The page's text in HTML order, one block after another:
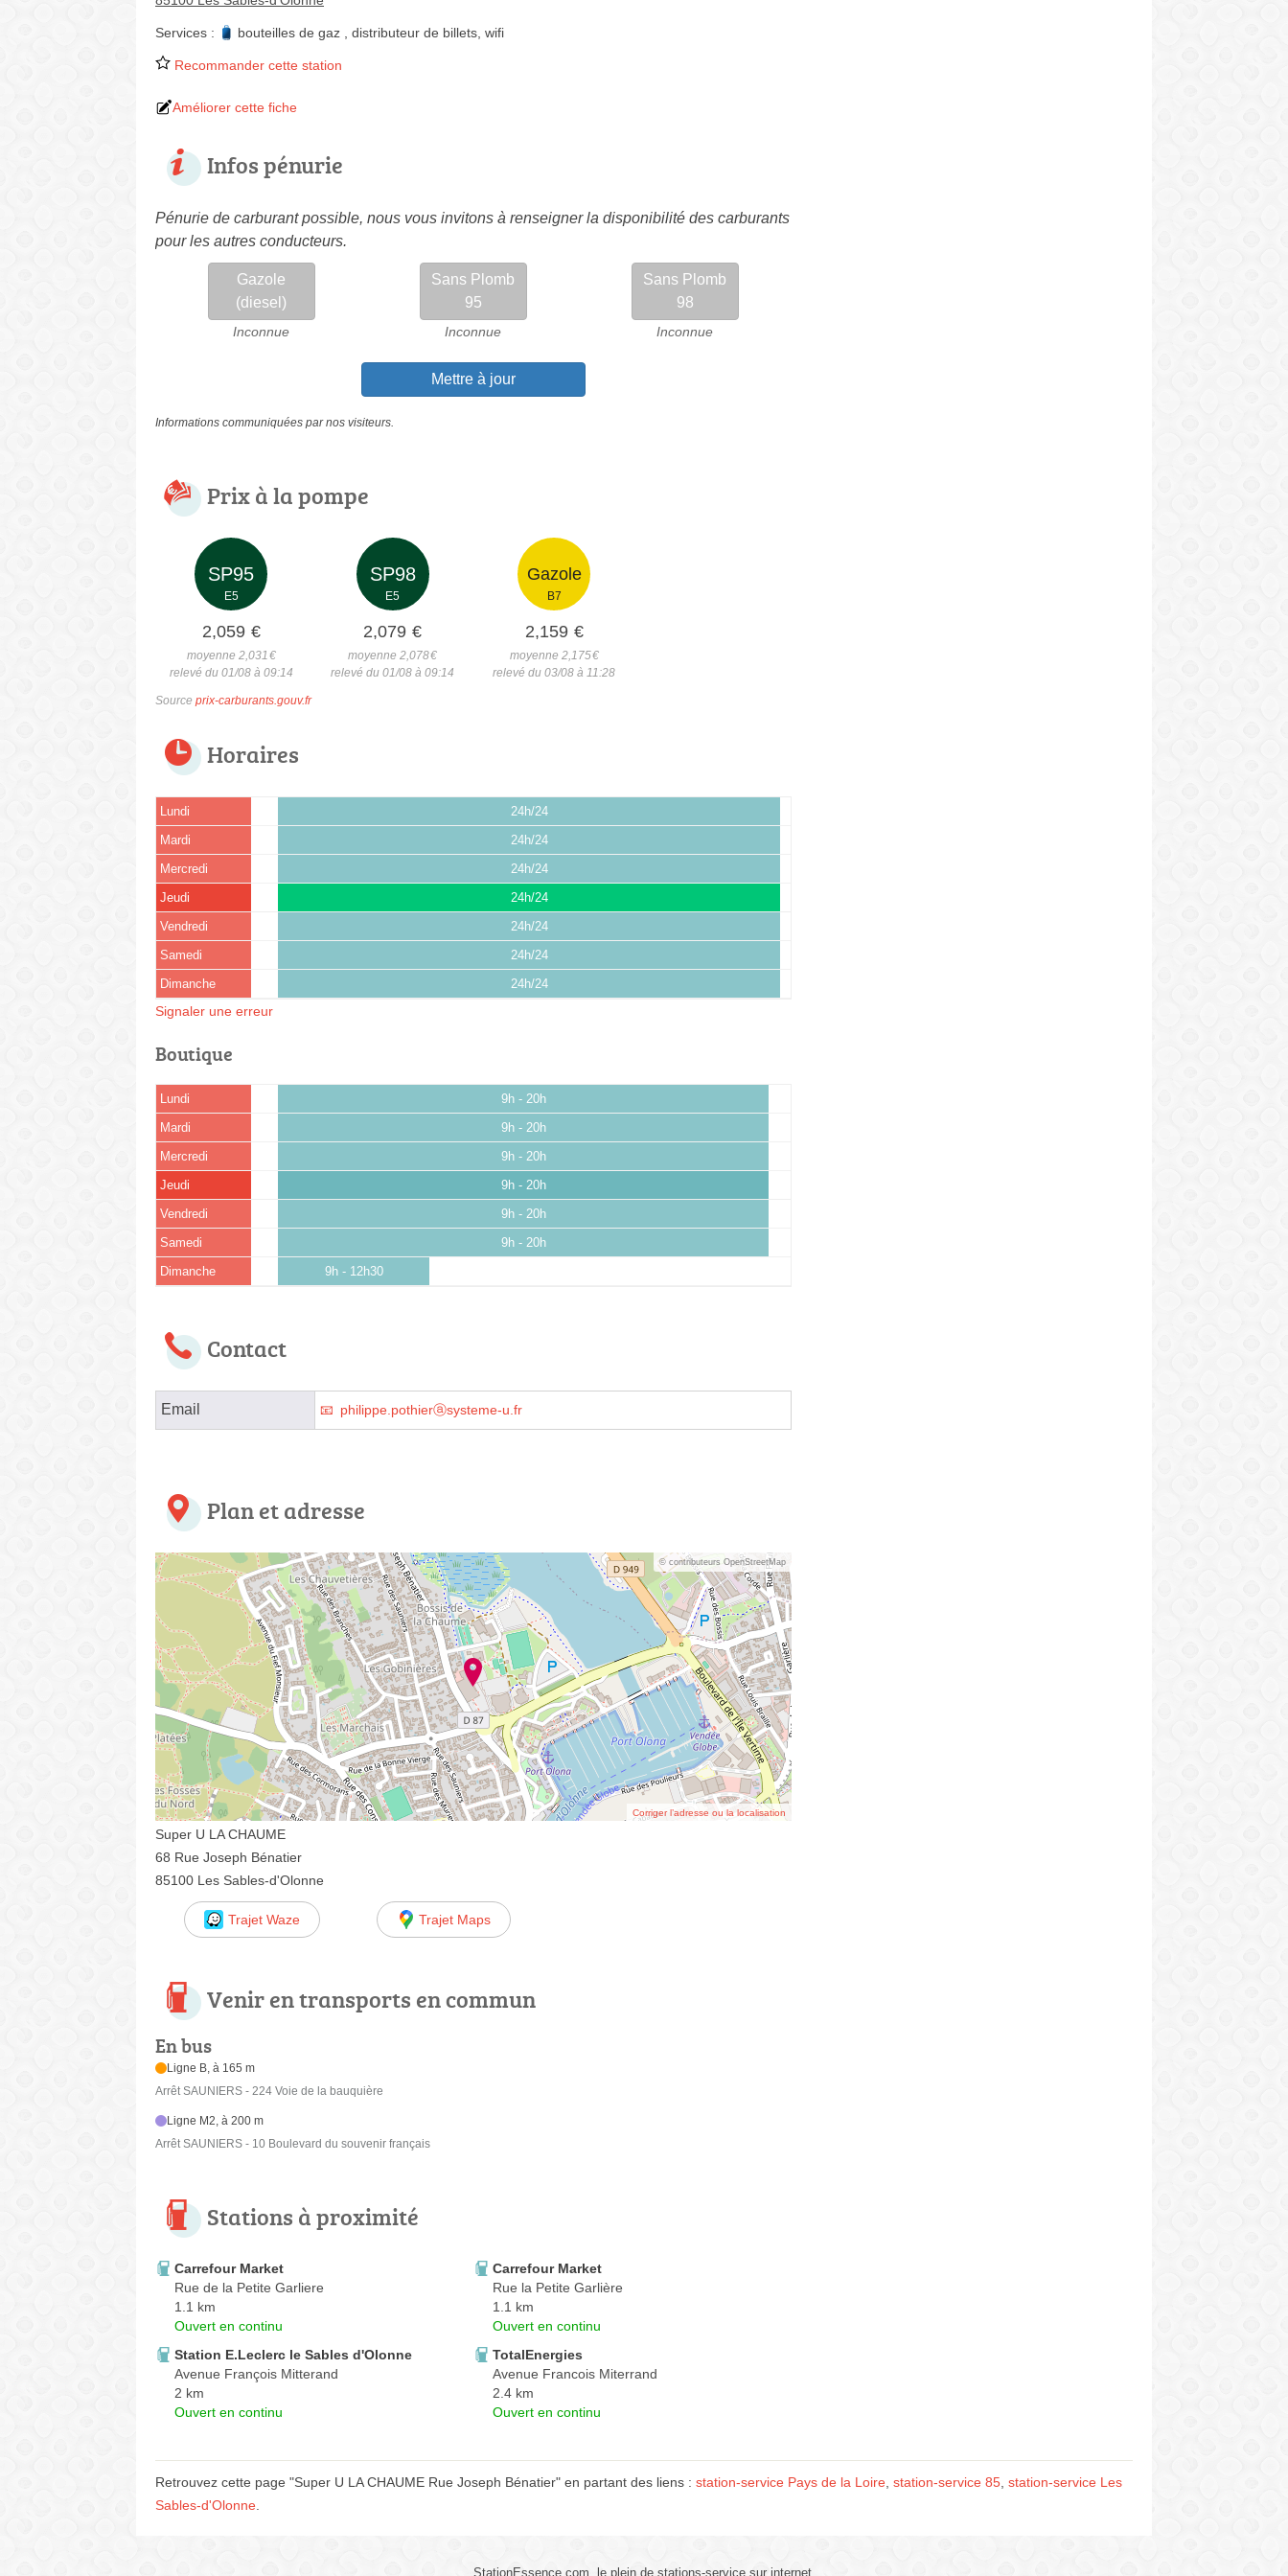
Services : bouteilles de gaz distributeur de billets wifi
Recommander cette station
Améliorer cette fiche
Infos pénurie
Pénurie de carburant possible, nous vous invitons à renseigner la disponibilité des carburants
pour les autres conducteurs.
Gazole
(diesel)
Inconnue
Sans Plomb
95
Inconnue
Sans Plomb
98
Inconnue
Mettre à jour
Informations communiquées par nos visiteurs.
Prix à la pompe
SP95
E5
2,059 €
moyenne 2,031€
relevé du 01/08 à 09:14
SP98
E5
2,079 €
moyenne 2,078€
relevé du 01/08 à 09:14
Gazole
B7
2,159 €
moyenne 2,175€
relevé du 03/08 à 11:28
Source prix-carburants.gouv.fr
Horaires
Lundi 24h/24
Mardi 24h/24
Mercredi 24h/24
Jeudi 24h/24
Vendredi 24h/24
Samedi 24h/24
Dimanche 24h/24
Signaler une erreur
Boutique
Lundi 9h - 20h
Mardi 9h - 20h
Mercredi 9h - 20h
Jeudi 9h - 20h
Vendredi 9h - 20h
Samedi 9h - 20h
Dimanche 9h - 12h30
Contact
Email philippe.pothierⓐsysteme-u.fr
Plan et adresse
© contributeurs OpenStreetMap
Corriger l’adresse ou la localisation
Super U LA CHAUME
68 Rue Joseph Bénatier
85100 Les Sables-d'Olonne
Trajet Waze Trajet Maps
Venir en transports en commun
En bus
Ligne B, à 165 m
Arrêt SAUNIERS - 224 Voie de la bauquière
Ligne M2, à 200 m
Arrêt SAUNIERS - 10 Boulevard du souvenir français
Stations à proximité
Carrefour Market
Rue de la Petite Garliere
1.1 km
Ouvert en continu
Carrefour Market
Rue la Petite Garlière
1.1 km
Ouvert en continu
Station E.Leclerc le Sables d'Olonne
Avenue François Mitterand
2 km
Ouvert en continu
TotalEnergies
Avenue Francois Miterrand
2.4 km
Ouvert en continu
Retrouvez cette page "Super U LA CHAUME Rue Joseph Bénatier" en partant des liens : station-service Pays de la Loire, station-service 85, station-service Les
Sables-d'Olonne.
StationEssence.com, le plein de stations-service sur internet.